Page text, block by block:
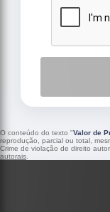
O conteúdo do texto "Valor de
reprodução, parcial ou total,
Crime de violação de direito
autorais